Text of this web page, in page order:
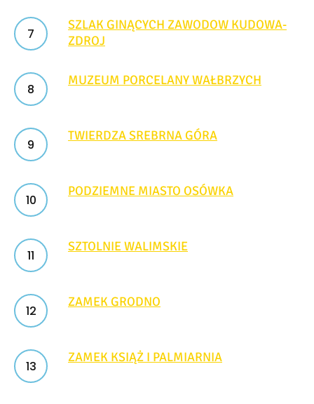
SZLAK GINĄCYCH ZAWODOW KUDOWA-
ZDROJ
MUZEUM PORCELANY WAŁBRZYCH
TWIERDZA SREBRNA GÓRA
PODZIEMNE MIASTO OSÓWKA
SZTOLNIE WALIMSKIE
ZAMEK GRODNO
ZAMEK KSIĄŻ I PALMIARNIA